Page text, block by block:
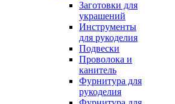
Заготовки для
украшений
Инструменты
для рукоделия
Подвески
Проволока и
канитель
Фурнитура для
рукоделия